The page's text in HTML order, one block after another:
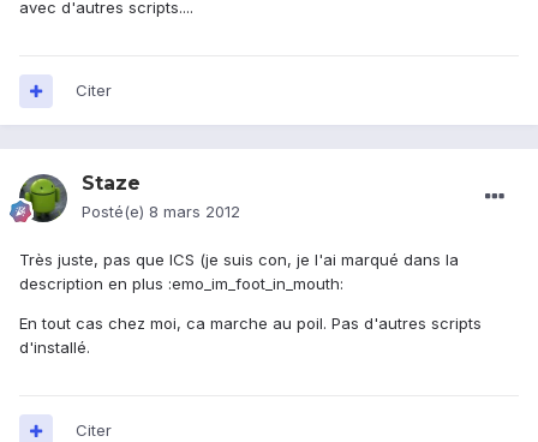
avec d'autres scripts....
Citer
Staze
Posté(e) 8 mars 2012
Très juste, pas que ICS (je suis con, je l'ai marqué dans la
description en plus :emo_im_foot_in_mouth:
En tout cas chez moi, ca marche au poil. Pas d'autres scripts
d'installé.
Citer